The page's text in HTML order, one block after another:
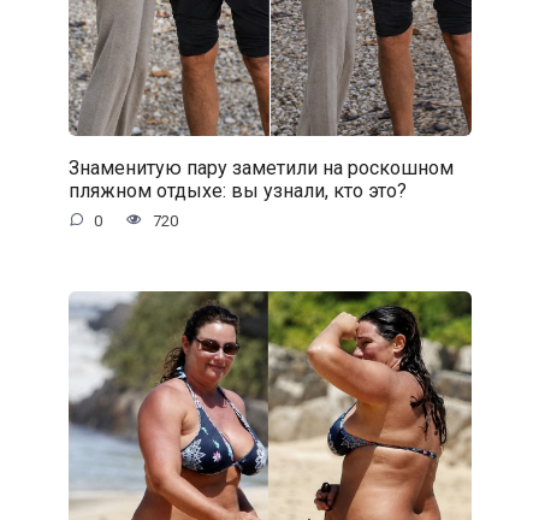
Знаменитую пару заметили на роскошном
пляжном отдыхе: вы узнали, кто это?
0 720